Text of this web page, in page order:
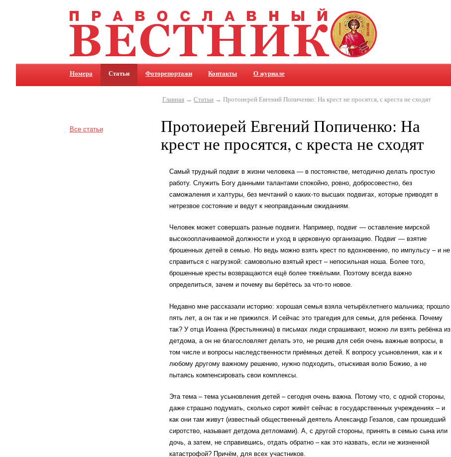
Номера Статьи Фоторепортажи Контакты О журнале
Все статьи
Главная →Статьи → Протоиерей Евгений Попиченко: На крест не просятся, с креста не сходят
Протоиерей Евгений Попиченко: На
крест не просятся, с креста не сходят
Самый трудный подвиг в жизни человека — в постоянстве, методично делать простую
работу. Служить Богу данными талантами спокойно, ровно, добросовестно, без
саможаления и халтуры, без мечтаний о каких-то высших подвигах, которые приводят в
нетрезвое состояние и ведут к неоправданным ожиданиям.
Человек может совершать разные подвиги. Например, подвиг — оставление мирской
высокооплачиваемой должности и уход в церковную организацию. Подвиг — взятие
брошенных детей в семью. Но ведь можно взять крест по вдохновению, по импульсу – и не
справиться с нагрузкой: самовольно взятый крест – непосильная ноша. Более того,
брошенные кресты возвращаются ещё более тяжёлыми. Поэтому всегда важно
определиться, зачем и почему вы берётесь за что-то новое.
Недавно мне рассказали историю: хорошая семья взяла четырёхлетнего мальчика; прошло
пять лет, а он так и не прижился. И сейчас это трагедия для семьи, для ребенка. Почему
так? У отца Иоанна (Крестьянкина) в письмах люди спрашивают, можно ли взять ребёнка из
детдома, а он не благословляет делать это, не решив для себя очень важные вопросы, в
том числе и вопросы наследственности приёмных детей. К вопросу усыновления, как и к
любому другому важному решению, нужно подходить, отыскивая волю Божию, а не
пытаясь компенсировать свои комплексы.
Эта тема – тема усыновления детей – сегодня очень важна. Потому что, с одной стороны,
даже страшно подумать, сколько сирот живёт сейчас в государственных учреждениях – и
как они там живут (известный общественный деятель Александр Гезалов, сам прошедший
сиротство, называет детдома детломами). А, с другой стороны, принять в семью сына или
дочь, а затем, не справившись, отдать обратно – как это назвать, если не жизненной
катастрофой? Причём, для всех участников.